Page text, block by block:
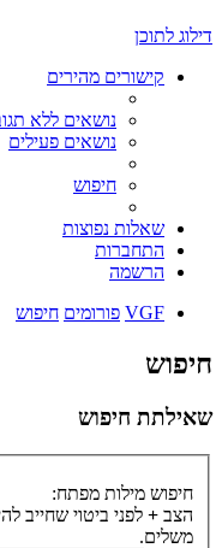
דילוג לתוכן
קישורים מהירים
נושאים ללא
נושאים פעילים
חיפוש
שאלות נפוצות
התחברות
הרשמה
VGF פורומים חיפוש
חיפוש
שאילתת חיפוש
חיפוש מילות מפתח:
הצב + לפני ביטוי שחייב
משלים.